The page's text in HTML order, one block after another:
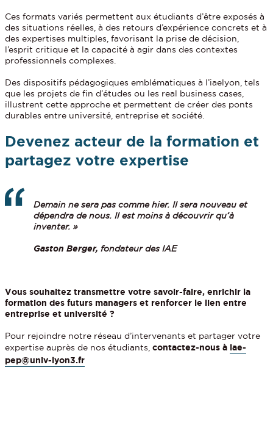
Ces formats variés permettent aux étudiants d’être exposés à
des situations réelles, à des retours d’expérience concrets et à
des expertises multiples, favorisant la prise de décision,
l’esprit critique et la capacité à agir dans des contextes
professionnels complexes.
Des dispositifs pédagogiques emblématiques à l’iaelyon, tels
que les projets de fin d’études ou les real business cases,
illustrent cette approche et permettent de créer des ponts
durables entre université, entreprise et société.
Devenez acteur de la formation et
partagez votre expertise
Demain ne sera pas comme hier. Il sera nouveau et
dépendra de nous. Il est moins à découvrir qu’à
inventer. »
Gaston Berger, fondateur des IAE
Vous souhaitez transmettre votre savoir-faire, enrichir la
formation des futurs managers et renforcer le lien entre
entreprise et université ?
Pour rejoindre notre réseau d’intervenants et partager votre
expertise auprès de nos étudiants,contactez-nous à iae-
pep@univ-lyon3.fr